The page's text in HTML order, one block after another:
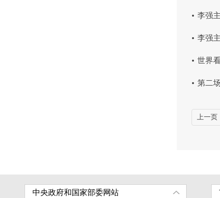
. 李强
. 李强
. 世界
. 第二
上一页